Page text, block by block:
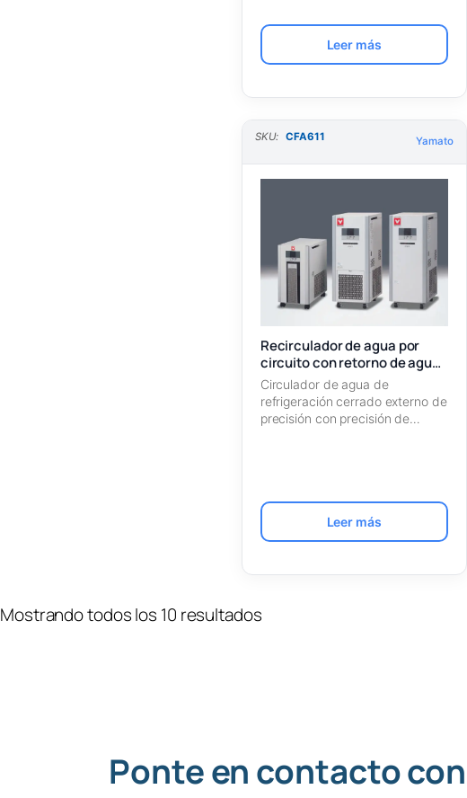
Leer más
SKU: CFA611 Yamato
Recirculador de agua por
circuito con retorno de agua
CFA611
Circulador de agua de
refrigeración cerrado externo de
precisión con precisión de
Leer más
Mostrando todos los 10 resultados
Ponte en contacto con